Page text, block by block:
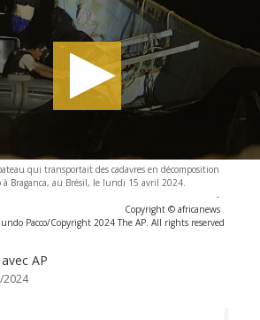
qui transportait des cadavres en décomposition
à Braganca, au Brésil, le lundi 15 avril 2024.
-
Copyright © africanews
Pacco/Copyright 2024 The AP. All rights reserved
avec AP
2024